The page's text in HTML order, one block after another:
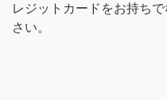
レジットカードをお持ち
さい。